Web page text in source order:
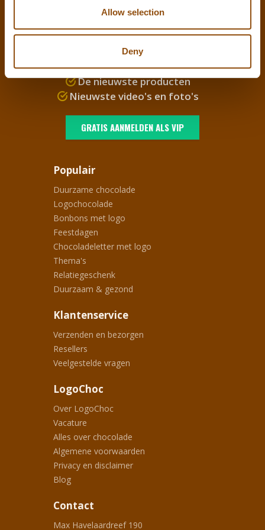
Allow selection
Deny
LOGOCHOC VIP
ONTVANG ALTIJD ALS EERSTE:
Pre-season voordeel
De nieuwste producten
Nieuwste video's en foto's
GRATIS AANMELDEN ALS VIP
Populair
Duurzame chocolade
Logochocolade
Bonbons met logo
Feestdagen
Chocoladeletter met logo
Thema's
Relatiegeschenk
Duurzaam & gezond
Klantenservice
Verzenden en bezorgen
Resellers
Veelgestelde vragen
LogoChoc
Over LogoChoc
Vacature
Alles over chocolade
Algemene voorwaarden
Privacy en disclaimer
Blog
Contact
Max Havelaardreef 190